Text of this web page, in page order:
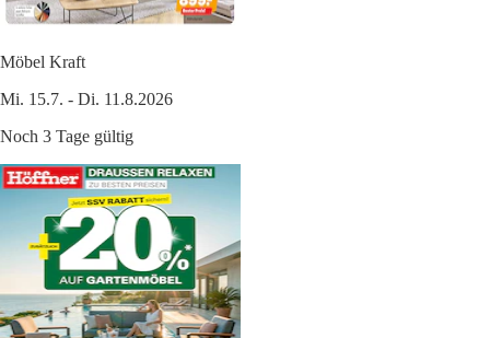
Möbel Kraft
Mi. 15.7. - Di. 11.8.2026
Noch 3 Tage gültig